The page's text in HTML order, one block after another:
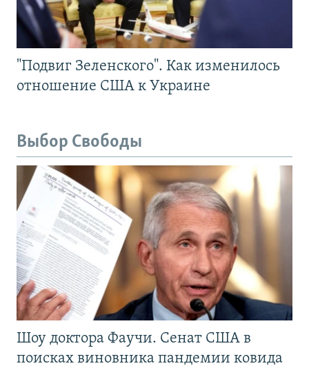
"Подвиг Зеленского". Как изменилось
отношение США к Украине
Выбор Свободы
Шоу доктора Фаучи. Сенат США в
поисках виновника пандемии ковида